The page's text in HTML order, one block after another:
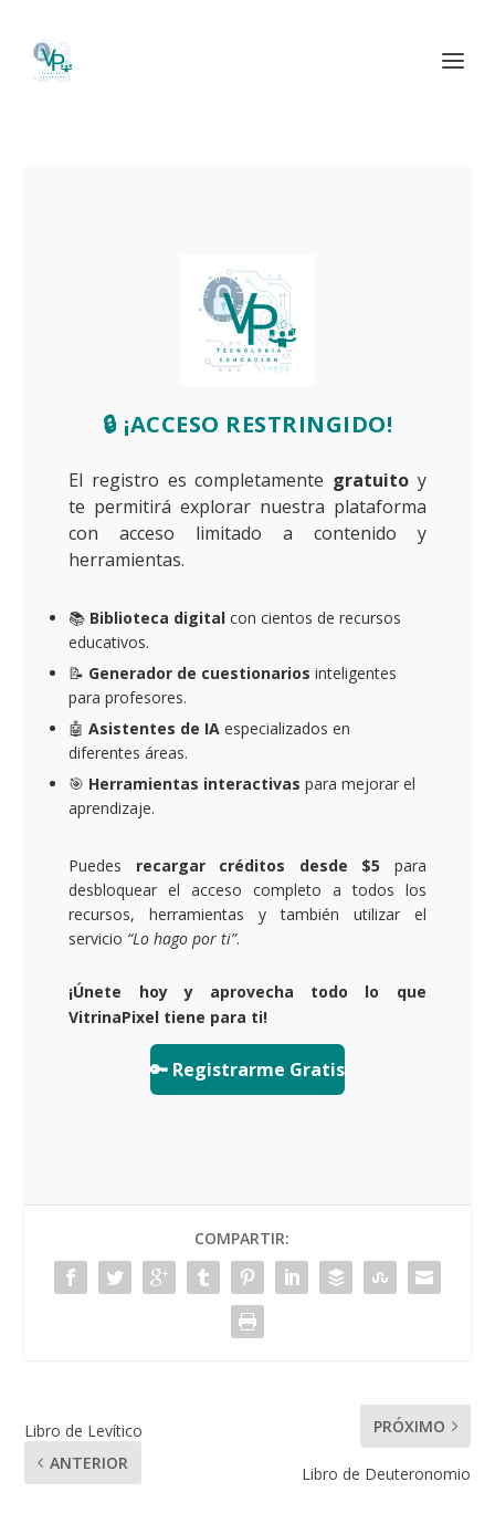
🔒 ¡ACCESO RESTRINGIDO!
El registro es completamente gratuitoy
te permitirá explorar nuestra plataforma
con acceso limitado a contenido y
herramientas.
📚 Biblioteca digital con cientos de recursos
educativos.
📝 Generador de cuestionarios inteligentes
para profesores.
🤖Asistentes de IA especializados en
diferentes áreas.
🎯 Herramientas interactivas para mejorar el
aprendizaje.
Puedes recargar créditos desde $5 para
desbloquear el acceso completo a todos los
recursos, herramientas y también utilizar el
servicio “Lo hago por ti”.
¡Únete hoy y aprovecha todo lo que
VitrinaPixel tiene para ti!
🔑 Registrarme Gratis
COMPARTIR:
Libro de Levítico
ANTERIOR
PRÓXIMO
Libro de Deuteronomio